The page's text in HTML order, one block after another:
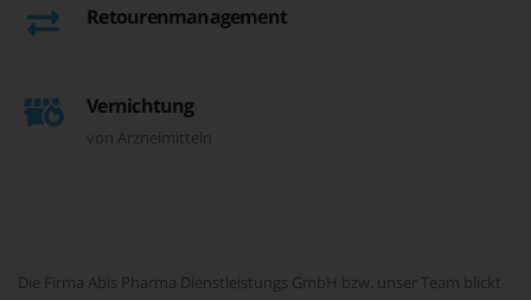
Retourenmanagement
Vernichtung
von Arzneimitteln
Die Firma Abis Pharma Dienstleistungs GmbH bzw. unser Team blickt